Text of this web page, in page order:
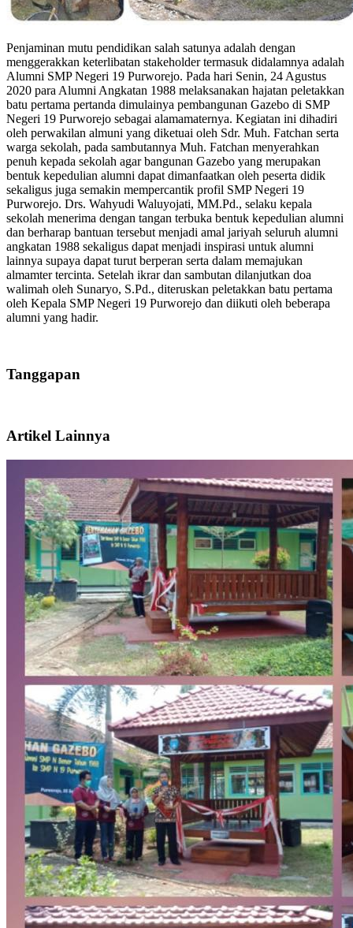
Penjaminan mutu pendidikan salah satunya adalah dengan
menggerakkan keterlibatan stakeholder termasuk didalamnya adalah
Alumni SMP Negeri 19 Purworejo. Pada hari Senin, 24 Agustus
2020 para Alumni Angkatan 1988 melaksanakan hajatan peletakkan
batu pertama pertanda dimulainya pembangunan Gazebo di SMP
Negeri 19 Purworejo sebagai alamamaternya. Kegiatan ini dihadiri
oleh perwakilan almuni yang diketuai oleh Sdr. Muh. Fatchan serta
warga sekolah, pada sambutannya Muh. Fatchan menyerahkan
penuh kepada sekolah agar bangunan Gazebo yang merupakan
bentuk kepedulian alumni dapat dimanfaatkan oleh peserta didik
sekaligus juga semakin mempercantik profil SMP Negeri 19
Purworejo. Drs. Wahyudi Waluyojati, MM.Pd., selaku kepala
sekolah menerima dengan tangan terbuka bentuk kepedulian alumni
dan berharap bantuan tersebut menjadi amal jariyah seluruh alumni
angkatan 1988 sekaligus dapat menjadi inspirasi untuk alumni
lainnya supaya dapat turut berperan serta dalam memajukan
almamter tercinta. Setelah ikrar dan sambutan dilanjutkan doa
walimah oleh Sunaryo, S.Pd., diteruskan peletakkan batu pertama
oleh Kepala SMP Negeri 19 Purworejo dan diikuti oleh beberapa
alumni yang hadir.
Tanggapan
Artikel Lainnya